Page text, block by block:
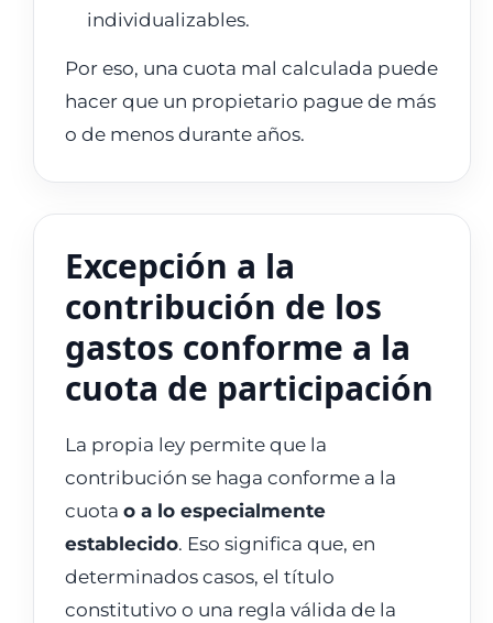
individualizables.
Por eso, una cuota mal calculada puede
hacer que un propietario pague de más
o de menos durante años.
Excepción a la
contribución de los
gastos conforme a la
cuota de participación
La propia ley permite que la
contribución se haga conforme a la
cuota o a lo especialmente
establecido. Eso significa que, en
determinados casos, el título
constitutivo o una regla válida de la